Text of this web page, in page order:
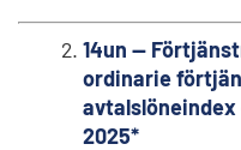
14un --
ordinarie
2025*